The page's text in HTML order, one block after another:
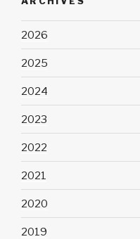
2026
2025
2024
2023
2022
2021
2020
2019